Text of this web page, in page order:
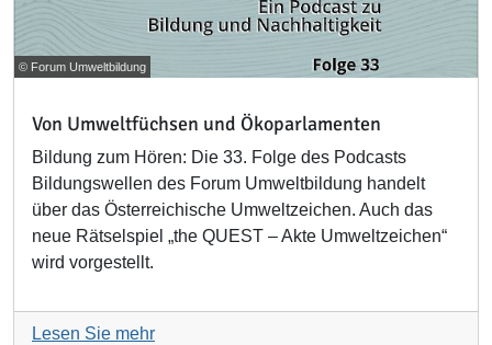
© Forum Umweltbildung
Von Umweltfüchsen und Ökoparlamenten
Bildung zum Hören: Die 33. Folge des Podcasts
Bildungswellen des Forum Umweltbildung handelt
über das Österreichische Umweltzeichen. Auch das
neue Rätselspiel „the QUEST – Akte Umweltzeichen“
wird vorgestellt.
Lesen Sie mehr